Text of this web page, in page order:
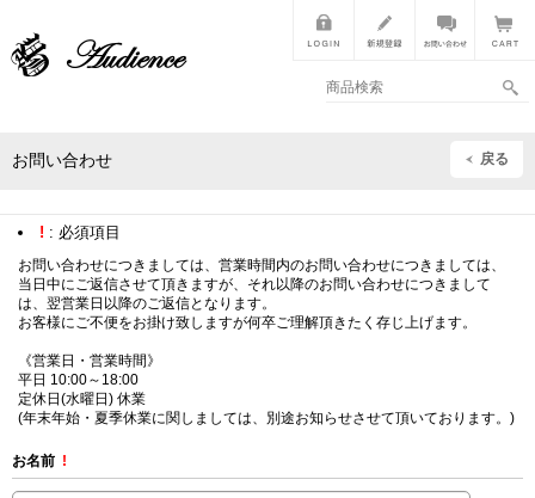
お問い合わせ 戻る
! : 必須項目
お問い合わせにつきましては、営業時間内のお問い合わせにつきましては、
当日中にご返信させて頂きますが、それ以降のお問い合わせにつきまして
は、翌営業日以降のご返信となります。
お客様にご不便をお掛け致しますが何卒ご理解頂きたく存じ上げます。
《営業日・営業時間》
平日 10:00～18:00
定休日(水曜日) 休業
(年末年始・夏季休業に関しましては、別途お知らせさせて頂いております。)
お名前 !